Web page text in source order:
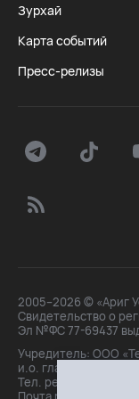
Зурхай
Карта событий
Пресс-релизы
2005–2026 © «Ариг
Свидетельство о
Эл №ФС 77-69437
Учредитель: ООО
и.о. главного
Тел. peдakции: